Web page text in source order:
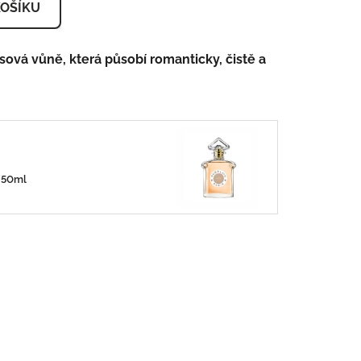
vůně, která působí romanticky, čistě a